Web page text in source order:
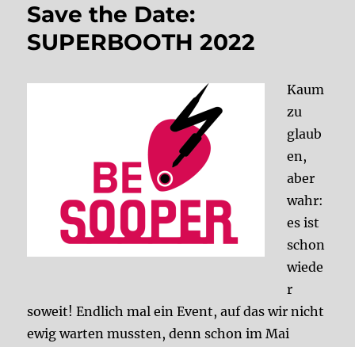
Save the Date:
SUPERBOOTH 2022
Kaum
zu
glaub
en,
aber
wahr:
es ist
schon
wiede
r
soweit! Endlich mal ein Event, auf das wir nicht
ewig warten mussten, denn schon im Mai